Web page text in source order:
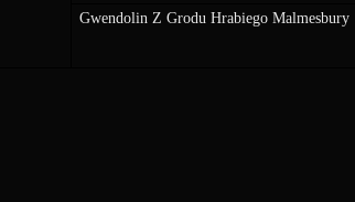
Gwendolin Z Grodu Hrabiego Malmesbury